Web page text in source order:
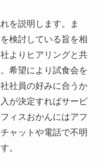
を説明します。ま
検討している旨を相
よりヒアリングと共
希望により試食会を
社員の好みに合うか
が決定すればサービ
ィスおかんにはアフ
ャットや電話で不明
。